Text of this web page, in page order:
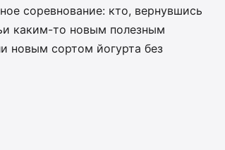
соревнование: кто, вернувшись
каким-то новым полезным
новым сортом йогурта без